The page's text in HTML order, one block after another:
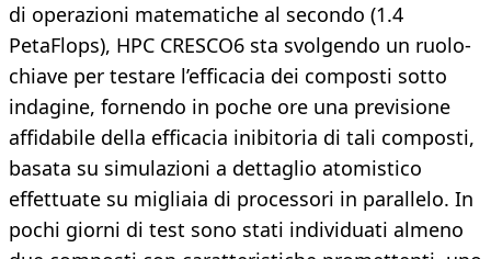
di operazioni matematiche al secondo (1.4
PetaFlops), HPC CRESCO6 sta svolgendo un ruolo-
chiave per testare l’efficacia dei composti sotto
indagine, fornendo in poche ore una previsione
affidabile della efficacia inibitoria di tali composti,
basata su simulazioni a dettaglio atomistico
effettuate su migliaia di processori in parallelo. In
pochi giorni di test sono stati individuati almeno